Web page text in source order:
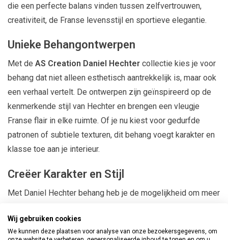
die een perfecte balans vinden tussen zelfvertrouwen,
creativiteit, de Franse levensstijl en sportieve elegantie.
Unieke Behangontwerpen
Met de AS Creation Daniel Hechter collectie kies je voor
behang dat niet alleen esthetisch aantrekkelijk is, maar ook
een verhaal vertelt. De ontwerpen zijn geïnspireerd op de
kenmerkende stijl van Hechter en brengen een vleugje
Franse flair in elke ruimte. Of je nu kiest voor gedurfde
patronen of subtiele texturen, dit behang voegt karakter en
klasse toe aan je interieur.
Creëer Karakter en Stijl
Met Daniel Hechter behang heb je de mogelijkheid om meer
behang is perfect voor het creëren van een statementwand
of het transformeren van een hele kamer in een stijlvolle en
Wij gebruiken cookies
We kunnen deze plaatsen voor analyse van onze bezoekersgegevens, om